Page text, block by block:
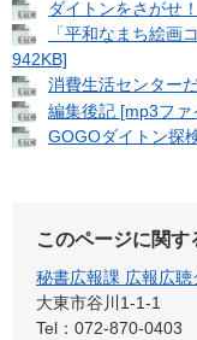
ダイトンをさがせ
「平和なまち絵画
942KB]
消費生活センター
編集後記 [mp3フ
GOGOダイトン探
このページに関
秘書広報課 広報広聴
大東市谷川1-1-1
Tel：072-870-0403